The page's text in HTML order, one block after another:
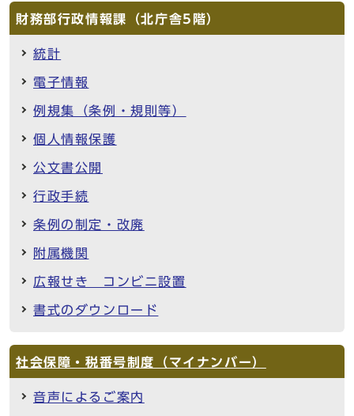
財務部行政情報課（北庁舎5階）
統計
電子情報
例規集（条例・規則等）
個人情報保護
公文書公開
行政手続
条例の制定・改廃
附属機関
広報せき コンビニ設置
書式のダウンロード
社会保障・税番号制度（マイナンバー）
音声によるご案内